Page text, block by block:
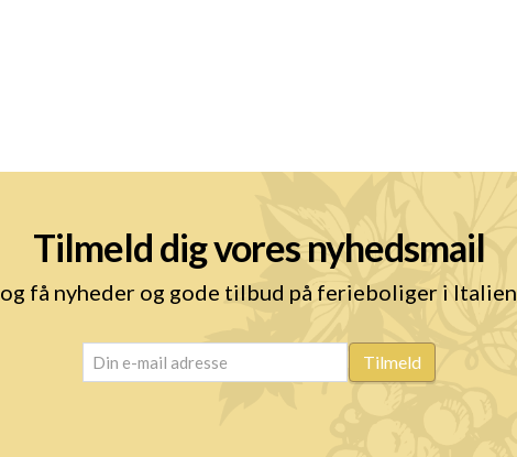
Tilmeld dig vores nyhedsmail
og få nyheder og gode tilbud på ferieboliger i Italien
email (Påkrævet) Tilmeld